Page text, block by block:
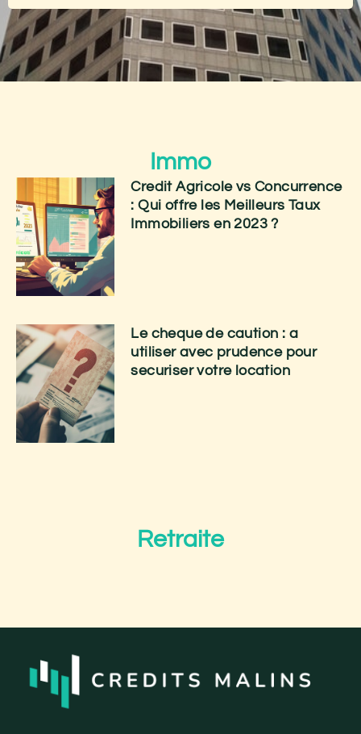
Immo
Credit Agricole vs Concurrence
: Qui offre les Meilleurs Taux
Immobiliers en 2023 ?
Le cheque de caution : a
utiliser avec prudence pour
securiser votre location
Retraite